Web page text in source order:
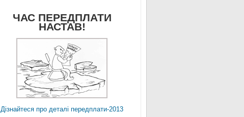
ЧАС ПЕРЕДПЛАТИ
НАСТАВ!
Дізнайтеся про деталі передплати-2013